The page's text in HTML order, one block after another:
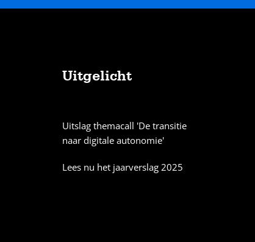
Uitgelicht
Uitslag themacall 'De transitie
naar digitale autonomie'
Lees nu het jaarverslag 2025